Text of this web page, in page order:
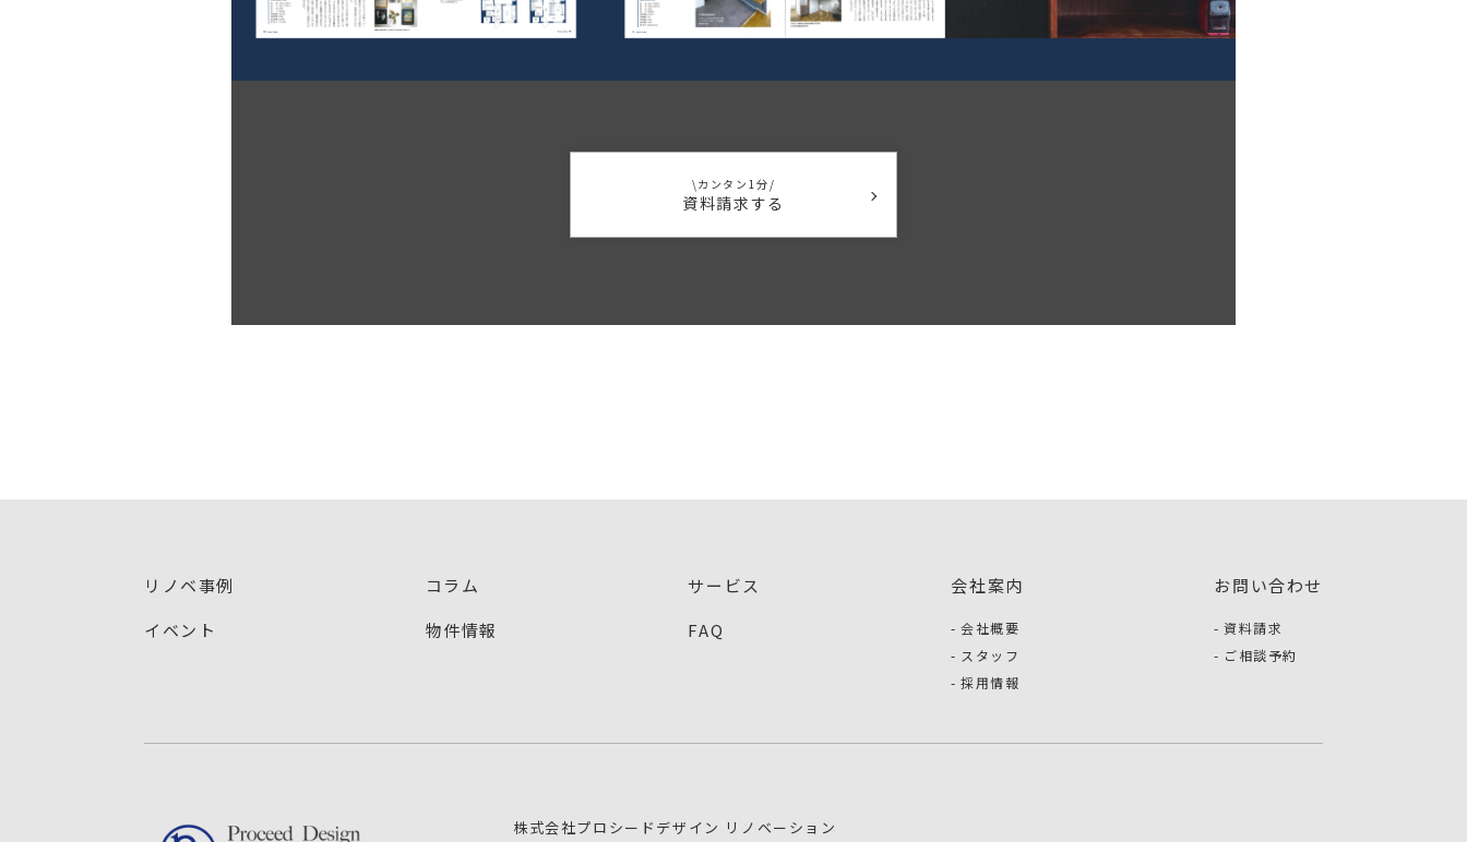
\カンタン1分/
資料請求する
リノベ事例
イベント
コラム
物件情報
サービス
FAQ
会社案内
会社概要
スタッフ
採用情報
お問い合わせ
資料請求
ご相談予約
株式会社プロシードデザイン リノベーション